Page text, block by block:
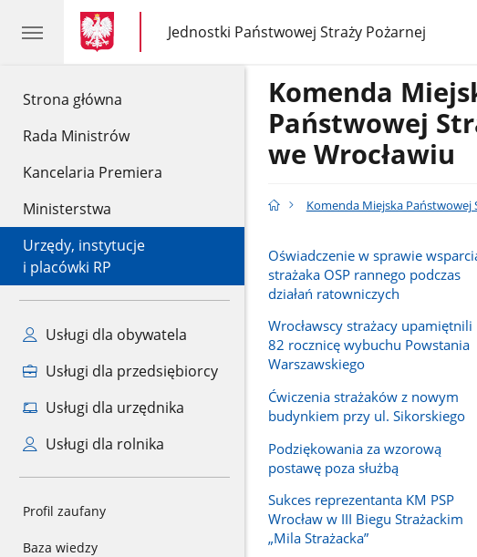
Strona główna
Rada Ministrów
Kancelaria Premiera
Ministerstwa
Urzędy, instytucje
i placówki RP
Usługi dla obywatela
Usługi dla przedsiębiorcy
Usługi dla urzędnika
Usługi dla rolnika
Profil zaufany
Baza wiedzy
gov.pl
gov.pl
Jednostki Państwowej Straży Pożarnej
gov.pl
Jednostki
Państwowej
Komenda
Państwowej
we Wrocławiu
Komenda Miejska Państwowej
Oświadczenie w sprawie
strażaka OSP rannego podczas
działań ratowniczych
Wrocławscy strażacy upamiętnili
82 rocznicę wybuchu Powstania
Warszawskiego
Ćwiczenia strażaków z nowym
budynkiem przy ul. Sikorskiego
Podziękowania za wzorową
postawę poza służbą
Sukces reprezentanta KM PSP
Wrocław w III Biegu Strażackim
„Mila Strażacka”